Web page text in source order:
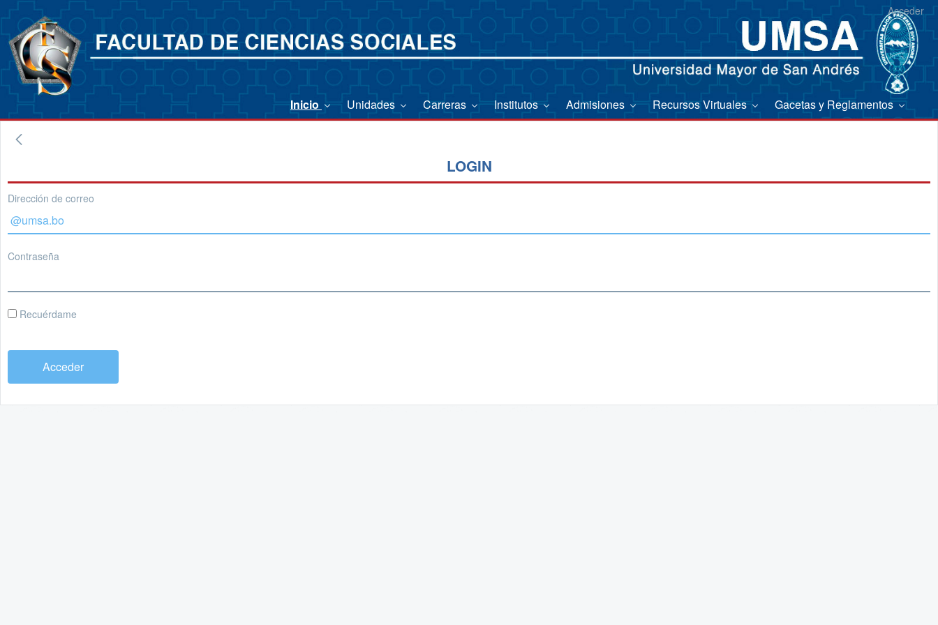
Acceder
Inicio Unidades Carreras Institutos Admisiones Recursos Virtuales Gacetas y Reglamentos
LOGIN
Dirección de correo
Contraseña
Recuérdame
Acceder